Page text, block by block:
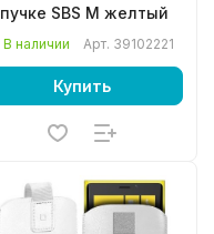
SBS M желтый
В наличии Арт. 39102221
Купить